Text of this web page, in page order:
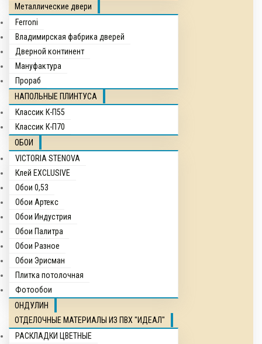
Металлические двери
Ferroni
Владимирская фабрика дверей
Дверной континент
Мануфактура
Прораб
НАПОЛЬНЫЕ ПЛИНТУСА
Классик К-П55
Классик К-П70
ОБОИ
VICTORIA STENOVA
Клей EXCLUSIVE
Обои 0,53
Обои Артекс
Обои Индустрия
Обои Палитра
Обои Разное
Обои Эрисман
Плитка потолочная
Фотообои
ОНДУЛИН
ОТДЕЛОЧНЫЕ МАТЕРИАЛЫ ИЗ ПВХ "ИДЕАЛ"
РАСКЛАДКИ ЦВЕТНЫЕ